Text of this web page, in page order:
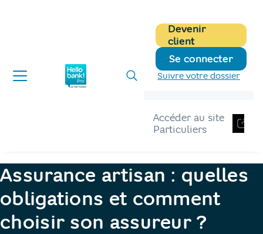
Devenir
client
Se connecter
Suivre votre dossier
Accéder au site
Particuliers
Assurance artisan : quelles
obligations et comment
choisir son assureur ?